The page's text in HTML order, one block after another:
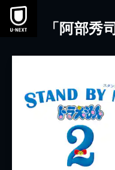
本文へスキップ
「阿部秀